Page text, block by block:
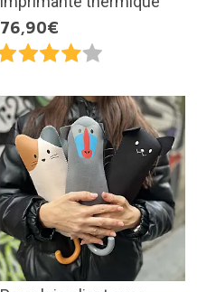
76,90€